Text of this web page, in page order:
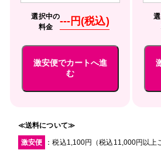
選択中の
料金
---円(税込)
激安便でカートへ進
む
≪送料について≫
激安便 ：税込1,100円（税込11,000円以上